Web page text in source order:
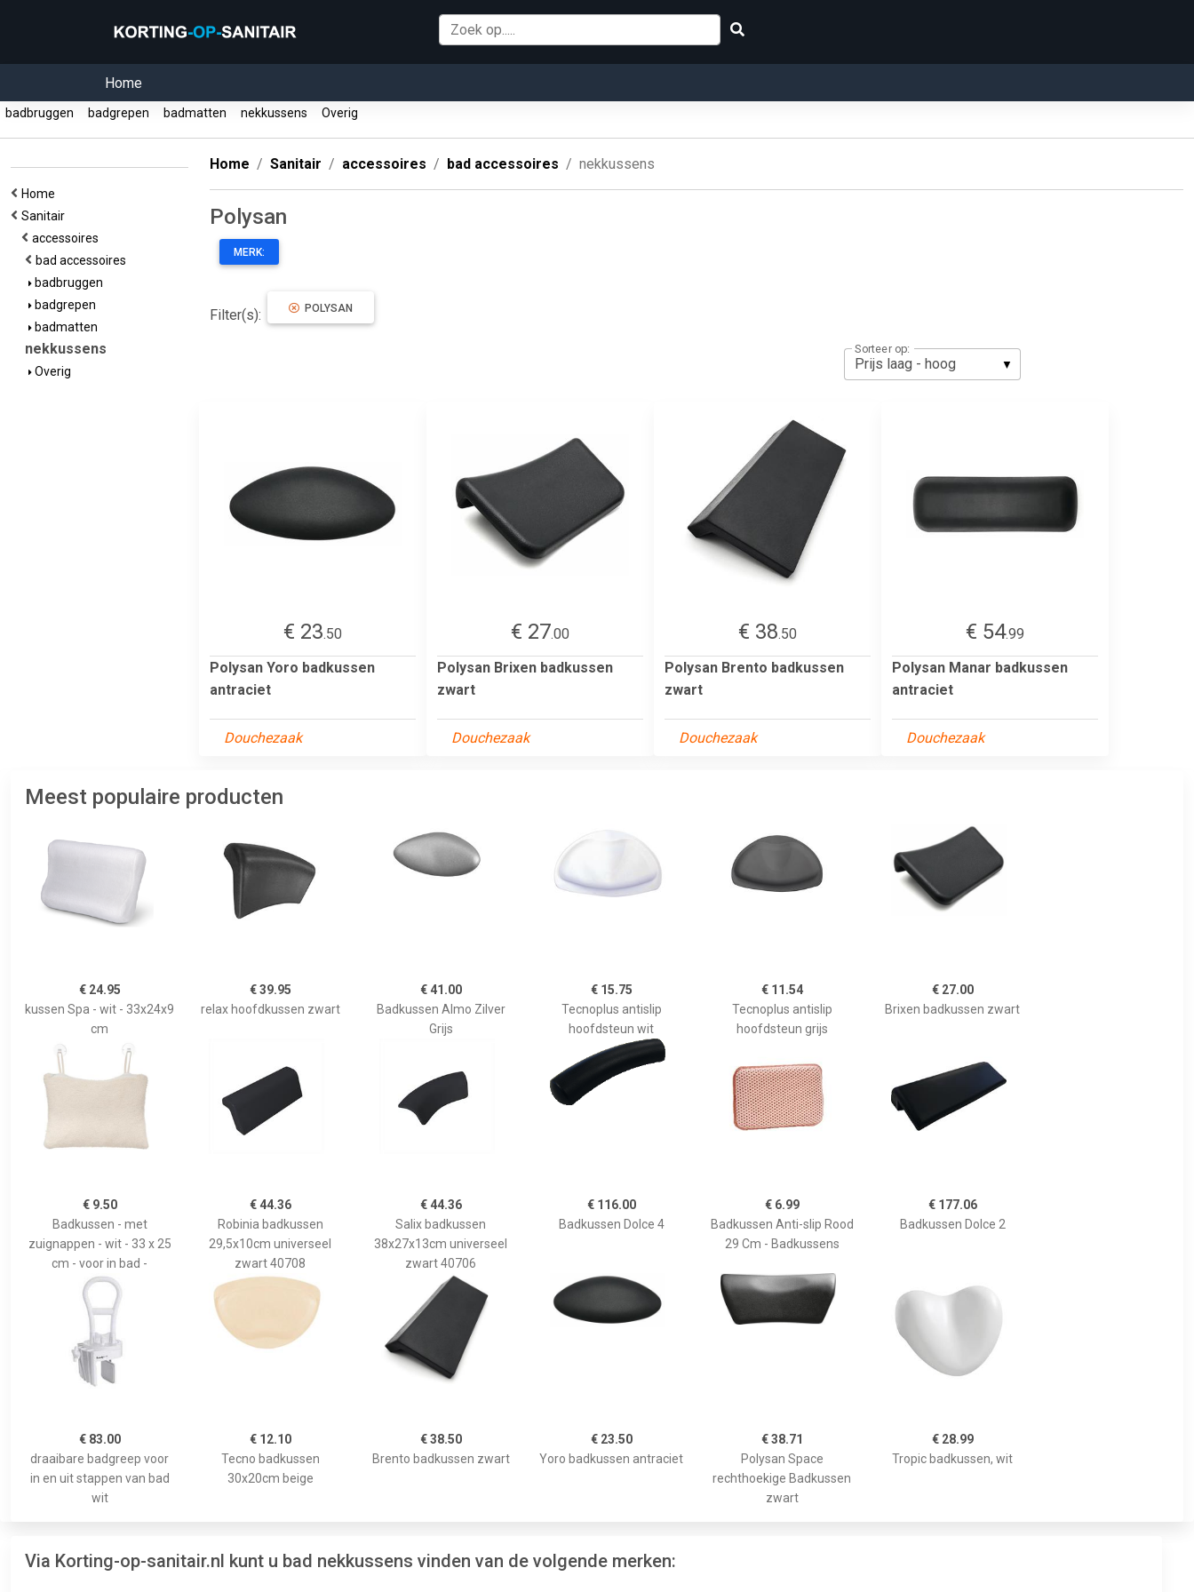
Home
badbruggen badgrepen badmatten nekkussens Overig
Home
Sanitair
accessoires
bad accessoires
badbruggen
badgrepen
badmatten
nekkussens
Overig
Home Sanitair accessoires bad accessoires nekkussens
Polysan
MERK:
Filter(s): POLYSAN
Sorteer op:
€ 23.50
Polysan Yoro badkussen
antraciet
Douchezaak
€ 27.00
Polysan Brixen badkussen
zwart
Douchezaak
€ 38.50
Polysan Brento badkussen
zwart
Douchezaak
€ 54.99
Polysan Manar badkussen
antraciet
Douchezaak
Meest populaire producten
€ 24.95
kussen Spa - wit - 33x24x9
cm
€ 39.95
relax hoofdkussen zwart
€ 41.00
Badkussen Almo Zilver
Grijs
€ 15.75
Tecnoplus antislip
hoofdsteun wit
€ 11.54
Tecnoplus antislip
hoofdsteun grijs
€ 27.00
Brixen badkussen zwart
€ 9.50
Badkussen - met
zuignappen - wit - 33 x 25
cm - voor in bad -
€ 44.36
Robinia badkussen
29,5x10cm universeel
zwart 40708
€ 44.36
Salix badkussen
38x27x13cm universeel
zwart 40706
€ 116.00
Badkussen Dolce 4
€ 6.99
Badkussen Anti-slip Rood
29 Cm - Badkussens
€ 177.06
Badkussen Dolce 2
€ 83.00
draaibare badgreep voor
in en uit stappen van bad
wit
€ 12.10
Tecno badkussen
30x20cm beige
€ 38.50
Brento badkussen zwart
€ 23.50
Yoro badkussen antraciet
€ 38.71
Polysan Space
rechthoekige Badkussen
zwart
€ 28.99
Tropic badkussen, wit
Via Korting-op-sanitair.nl kunt u bad nekkussens vinden van de volgende merken: